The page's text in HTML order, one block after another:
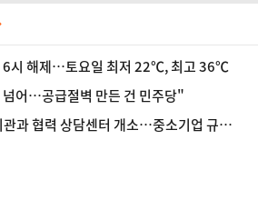
6시 해제…토요일 최저 22℃, 최고 36℃
어…공급절벽 만든 건 민주당"
과 협력 상담센터 개소…중소기업 규격